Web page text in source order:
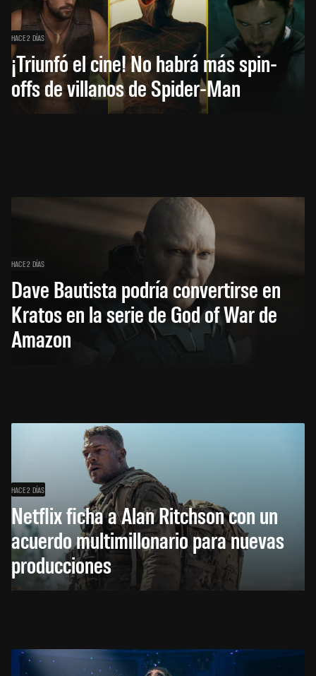
HACE 2 DÍAS
¡Triunfó el cine! No habrá más spin-
offs de villanos de Spider-Man
HACE 2 DÍAS
Dave Bautista podría convertirse en
Kratos en la serie de God of War de
Amazon
HACE 2 DÍAS
Netflix ficha a Alan Ritchson con un
acuerdo multimillonario para nuevas
producciones